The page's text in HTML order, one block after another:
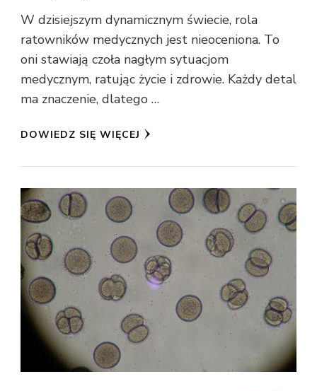
W dzisiejszym dynamicznym świecie, rola
ratowników medycznych jest nieoceniona. To
oni stawiają czoła nagłym sytuacjom
medycznym, ratując życie i zdrowie. Każdy detal
ma znaczenie, dlatego …
DOWIEDZ SIĘ WIĘCEJ